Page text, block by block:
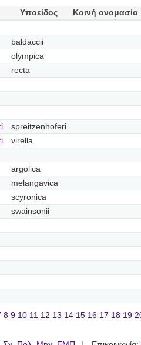
Υποείδος Κοινή ονομασία
baldaccii
olympica
recta
spreitzenhoferi
virella
argolica
melangavica
scyronica
swainsonii
8 9 10 11 12 13 14 15 16 17 18 19